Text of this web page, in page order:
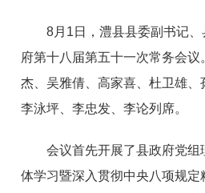
8月1日，澧县县委副书记
府第十八届第五十一次常务会
杰、吴雅倩、高家喜、杜卫雄、
李泳坪、李忠发、李论列席。
会议首先开展了县政府党
体学习暨深入贯彻中央八项规